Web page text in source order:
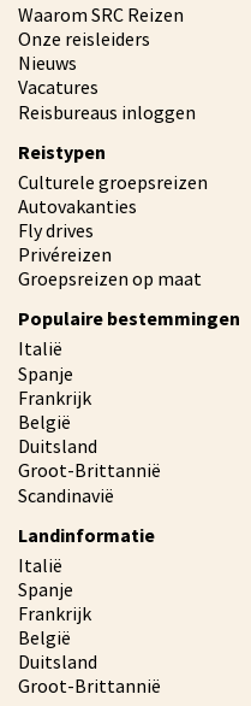
Waarom SRC Reizen
Onze reisleiders
Nieuws
Vacatures
Reisbureaus inloggen
Reistypen
Culturele groepsreizen
Autovakanties
Fly drives
Privéreizen
Groepsreizen op maat
Populaire bestemmingen
Italië
Spanje
Frankrijk
België
Duitsland
Groot-Brittannië
Scandinavië
Landinformatie
Italië
Spanje
Frankrijk
België
Duitsland
Groot-Brittannië